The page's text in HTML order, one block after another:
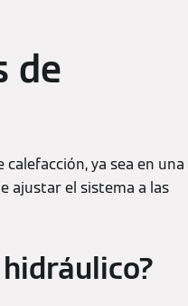
de
ya sea en una
ajustar el sistema a las